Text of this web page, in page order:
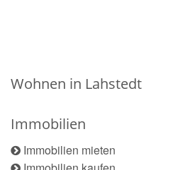
Wohnen in Lahstedt
Immobilien
Immobilien mieten